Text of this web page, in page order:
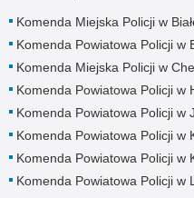
Komenda Miejska Policji w
Komenda Powiatowa Policji w
Komenda Miejska Policji w
Komenda Powiatowa Policji w
Komenda Powiatowa Policji w
Komenda Powiatowa Policji w
Komenda Powiatowa Policji w
Komenda Powiatowa Policji w